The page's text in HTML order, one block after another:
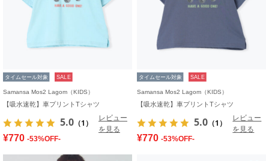
タイムセール対象 SALE
Samansa Mos2 Lagom（KIDS）
【吸水速乾】車プリントTシャツ
5.0 （1）
レビュー
を見る
¥770 -53%OFF-
タイムセール対象 SALE
Samansa Mos2 Lagom（KIDS）
【吸水速乾】車プリントTシャツ
5.0 （1）
レビュー
を見る
¥770 -53%OFF-